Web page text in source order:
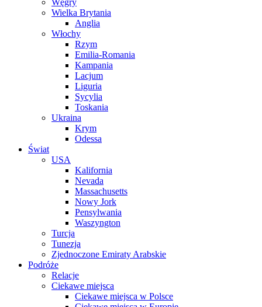
Wielka Brytania
Anglia
Włochy
Rzym
Emilia-Romania
Kampania
Lacjum
Liguria
Sycylia
Toskania
Ukraina
Krym
Odessa
Świat
USA
Kalifornia
Nevada
Massachusetts
Nowy Jork
Pensylwania
Waszyngton
Turcja
Tunezja
Zjednoczone Emiraty Arabskie
Podróże
Relacje
Ciekawe miejsca
Ciekawe miejsca w Polsce